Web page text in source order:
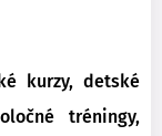
kurzy, detské
tréningy,